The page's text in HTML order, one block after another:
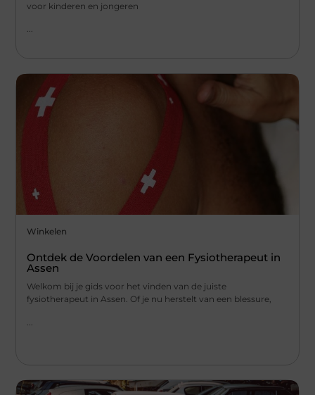
voor kinderen en jongeren
...
Winkelen
Ontdek de Voordelen van een Fysiotherapeut in
Assen
Welkom bij je gids voor het vinden van de juiste
fysiotherapeut in Assen. Of je nu herstelt van een blessure,